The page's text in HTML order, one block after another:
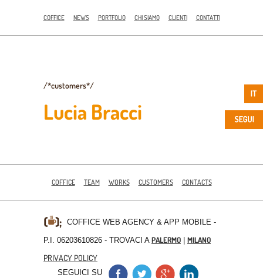
COFFICE NEWS PORTFOLIO CHI SIAMO CLIENTI CONTATTI
/*customers*/
Lucia Bracci
COFFICE TEAM WORKS CUSTOMERS CONTACTS
COFFICE WEB AGENCY & APP MOBILE -
P.I. 06203610826 - TROVACI A PALERMO MILANO
PRIVACY POLICY
SEGUICI SU